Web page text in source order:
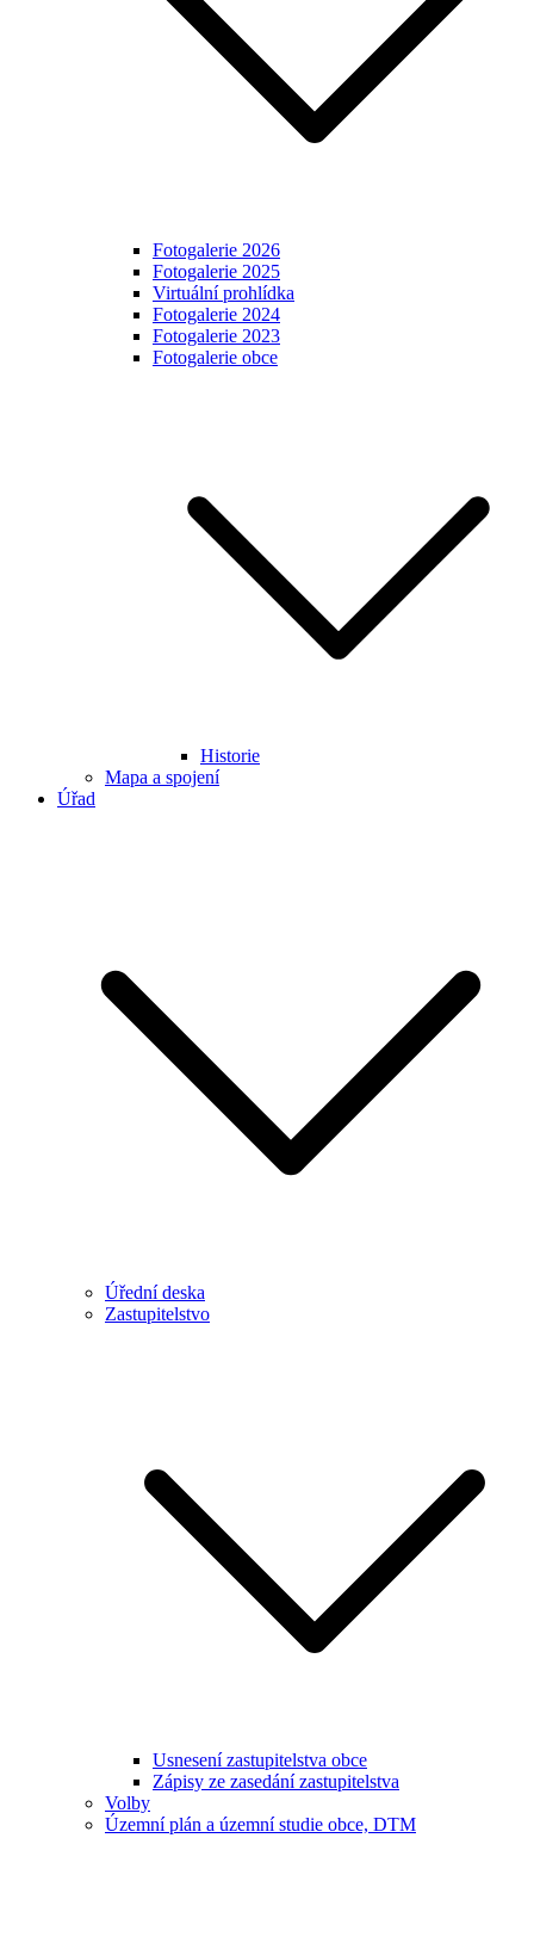
Fotogalerie 2026
Fotogalerie 2025
Virtuální prohlídka
Fotogalerie 2024
Fotogalerie 2023
Fotogalerie obce
Historie
Mapa a spojení
Úřad
Úřední deska
Zastupitelstvo
Usnesení zastupitelstva obce
Zápisy ze zasedání zastupitelstva
Volby
Územní plán a územní studie obce, DTM